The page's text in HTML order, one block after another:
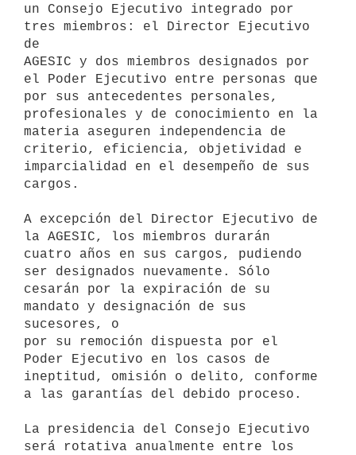
un Consejo Ejecutivo integrado por
tres miembros: el Director Ejecutivo
de
AGESIC y dos miembros designados por
el Poder Ejecutivo entre personas que
por sus antecedentes personales,
profesionales y de conocimiento en la
materia aseguren independencia de
criterio, eficiencia, objetividad e
imparcialidad en el desempeño de sus
cargos.
A excepción del Director Ejecutivo de
la AGESIC, los miembros durarán
cuatro años en sus cargos, pudiendo
ser designados nuevamente. Sólo
cesarán por la expiración de su
mandato y designación de sus
sucesores, o
por su remoción dispuesta por el
Poder Ejecutivo en los casos de
ineptitud, omisión o delito, conforme
a las garantías del debido proceso.
La presidencia del Consejo Ejecutivo
será rotativa anualmente entre los